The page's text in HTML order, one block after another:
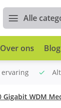
Alle
Over ons Blog
ervaring
Gigabit WDM